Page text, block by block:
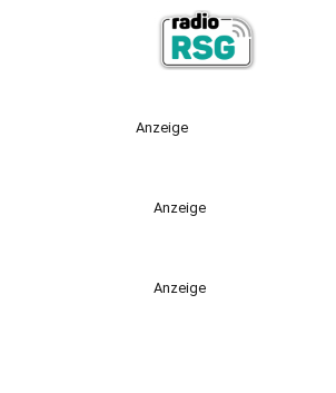
Anzeige
Anzeige
Anzeige